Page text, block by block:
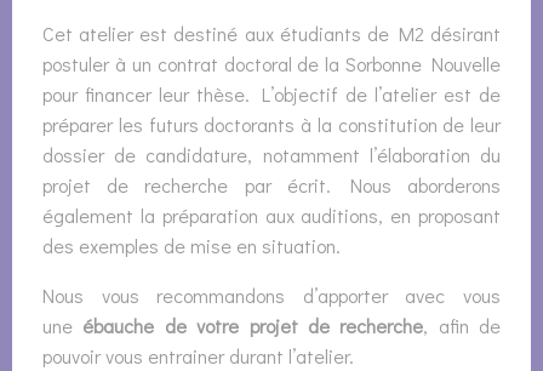
Cet atelier est destiné aux étudiants de M2 désirant
postuler à un contrat doctoral de la Sorbonne Nouvelle
pour financer leur thèse. L’objectif de l’atelier est de
préparer les futurs doctorants à la constitution de leur
dossier de candidature, notamment l’élaboration du
projet de recherche par écrit. Nous aborderons
également la préparation aux auditions, en proposant
des exemples de mise en situation.
Nous vous recommandons d’apporter avec vous
une ébauche de votre projet de recherche, afin de
pouvoir vous entrainer durant l’atelier.